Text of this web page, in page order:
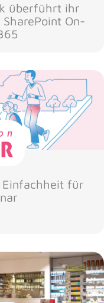
überführt ihr
On-
Einfachheit für